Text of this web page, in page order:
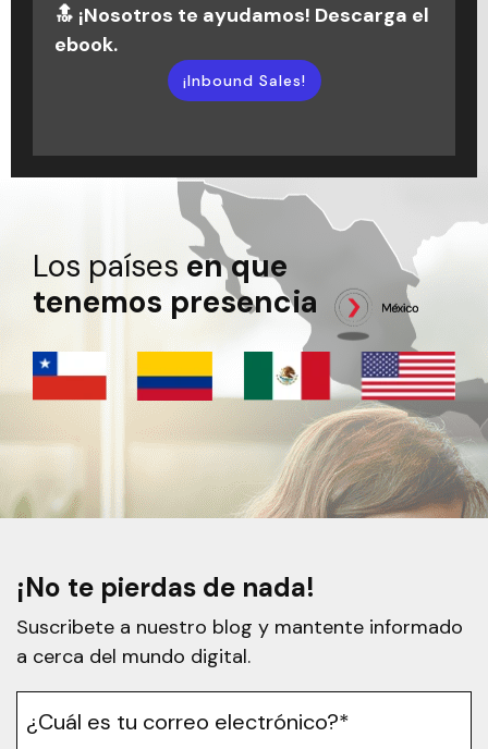
🔝 ¡Nosotros te ayudamos! Descarga el
ebook.
¡Inbound Sales!
¡Escuchar podcast!
🚀💬
Los países en que
tenemos presencia
¡No te pierdas de nada!
Suscribete a nuestro blog y mantente informado
a cerca del mundo digital.